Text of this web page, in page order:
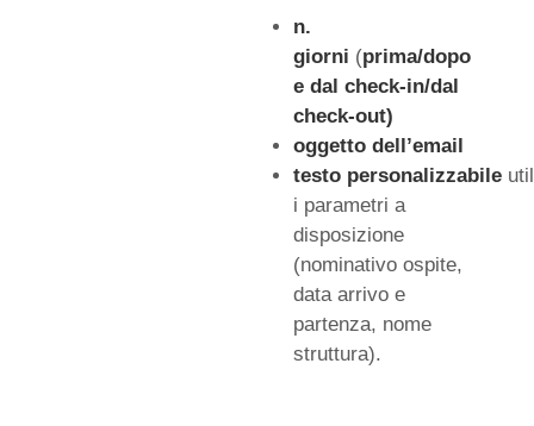
n.
giorni (prima/dopo
e dal check-in/dal
check-out)
oggetto dell’email
testo personalizzabile
i parametri a
disposizione
(nominativo ospite,
data arrivo e
partenza, nome
struttura).